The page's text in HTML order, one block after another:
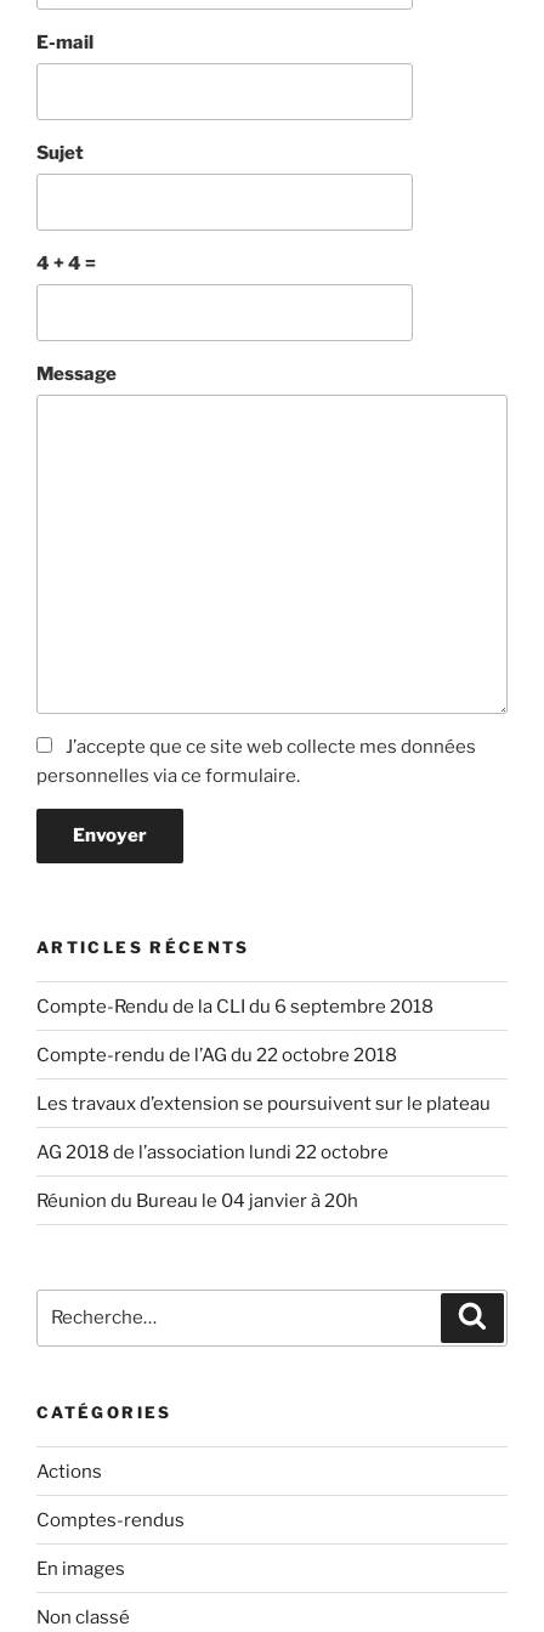
E-mail
Sujet
4 + 4 =
Veuillez
ignorer
Veuillez
ignorer
Message
J’accepte que ce site web collecte mes données
personnelles via ce formulaire.
Envoyer
ARTICLES RÉCENTS
Compte-Rendu de la CLI du 6 septembre 2018
Compte-rendu de l’AG du 22 octobre 2018
Les travaux d’extension se poursuivent sur le plateau
AG 2018 de l’association lundi 22 octobre
Réunion du Bureau le 04 janvier à 20h
pour
CATÉGORIES
Actions
Comptes-rendus
En images
Non classé